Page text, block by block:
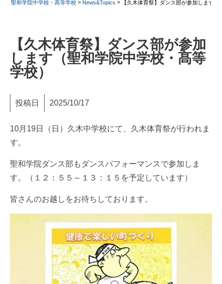
聖和学院中学校・髙等学校 >News&Topics > 【久木体育祭】ダンス部が参加します
【久木体育祭】ダンス部が参加
します（聖和学院中学校・髙等
学校）
投稿日 2025/10/17
10月19日（日）久木中学校にて、久木体育祭が行われま
す。
聖和学院ダンス部もダンスパフォーマンスで参加しま
す。（１２：５５～１３：１５を予定しています）
皆さんのお越しをお待ちしております。